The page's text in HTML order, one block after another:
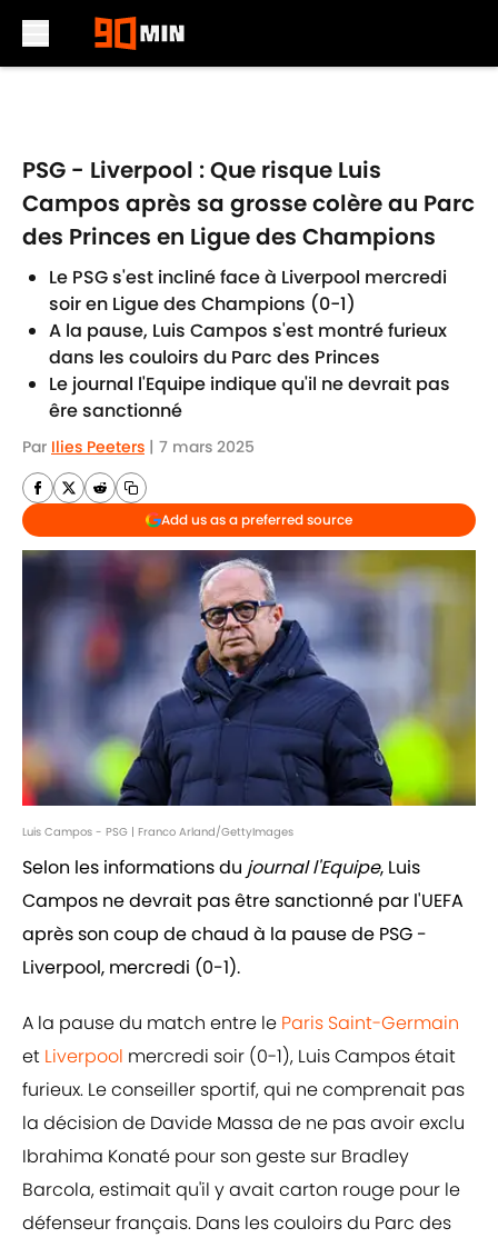
PSG - Liverpool : Que risque Luis
Campos après sa grosse colère au Parc
des Princes en Ligue des Champions
Le PSG s'est incliné face à Liverpool mercredi
soir en Ligue des Champions (0-1)
A la pause, Luis Campos s'est montré furieux
dans les couloirs du Parc des Princes
Le journal l'Equipe indique qu'il ne devrait pas
êre sanctionné
Par Ilies Peeters | 7 mars 2025
Add us as a preferred source
Luis Campos - PSG | Franco Arland/GettyImages
Selon les informations du journal l'Equipe, Luis
Campos ne devrait pas être sanctionné par l'UEFA
après son coup de chaud à la pause de PSG -
Liverpool, mercredi (0-1).
A la pause du match entre le Paris Saint-Germain
et Liverpool mercredi soir (0-1), Luis Campos était
furieux. Le conseiller sportif, qui ne comprenait pas
la décision de Davide Massa de ne pas avoir exclu
Ibrahima Konaté pour son geste sur Bradley
Barcola, estimait qu'il y avait carton rouge pour le
défenseur français. Dans les couloirs du Parc des